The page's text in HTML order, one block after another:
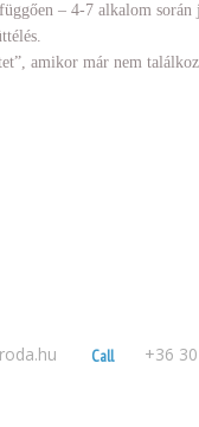
– 4-7 alkalom
amikor már nem
Call +36